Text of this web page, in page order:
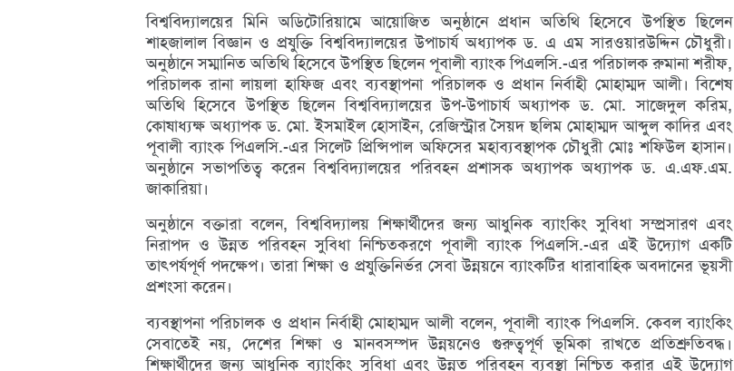
বিশ্ববিদ্যালয়ের মিনি অডিটোরিয়ামে আয়োজিত অনুষ্ঠানে প্রধান অতিথি হিসেবে উপস্থিত ছিলেন
শাহজালাল বিজ্ঞান ও প্রযুক্তি বিশ্ববিদ্যালয়ের উপাচার্য অধ্যাপক ড. এ এম সারওয়ারউদ্দিন চৌধুরী।
অনুষ্ঠানে সম্মানিত অতিথি হিসেবে উপস্থিত ছিলেন পূবালী ব্যাংক পিএলসি.-এর পরিচালক রুমানা শরীফ,
পরিচালক রানা লায়লা হাফিজ এবং ব্যবস্থাপনা পরিচালক ও প্রধান নির্বাহী মোহাম্মদ আলী। বিশেষ
অতিথি হিসেবে উপস্থিত ছিলেন বিশ্ববিদ্যালয়ের উপ-উপাচার্য অধ্যাপক ড. মো. সাজেদুল করিম,
কোষাধ্যক্ষ অধ্যাপক ড. মো. ইসমাইল হোসাইন, রেজিস্ট্রার সৈয়দ ছলিম মোহাম্মদ আব্দুল কাদির এবং
পূবালী ব্যাংক পিএলসি.-এর সিলেট প্রিন্সিপাল অফিসের মহাব্যবস্থাপক চৌধুরী মোঃ শফিউল হাসান।
অনুষ্ঠানে সভাপতিত্ব করেন বিশ্ববিদ্যালয়ের পরিবহন প্রশাসক অধ্যাপক অধ্যাপক ড. এ.এফ.এম.
জাকারিয়া।
অনুষ্ঠানে বক্তারা বলেন, বিশ্ববিদ্যালয় শিক্ষার্থীদের জন্য আধুনিক ব্যাংকিং সুবিধা সম্প্রসারণ এবং
নিরাপদ ও উন্নত পরিবহন সুবিধা নিশ্চিতকরণে পূবালী ব্যাংক পিএলসি.-এর এই উদ্যোগ একটি
তাৎপর্যপূর্ণ পদক্ষেপ। তারা শিক্ষা ও প্রযুক্তিনির্ভর সেবা উন্নয়নে ব্যাংকটির ধারাবাহিক অবদানের ভূয়সী
প্রশংসা করেন।
ব্যবস্থাপনা পরিচালক ও প্রধান নির্বাহী মোহাম্মদ আলী বলেন, পূবালী ব্যাংক পিএলসি. কেবল ব্যাংকিং
সেবাতেই নয়, দেশের শিক্ষা ও মানবসম্পদ উন্নয়নেও গুরুত্বপূর্ণ ভূমিকা রাখতে প্রতিশ্রুতিবদ্ধ।
শিক্ষার্থীদের জন্য আধুনিক ব্যাংকিং সুবিধা এবং উন্নত পরিবহন ব্যবস্থা নিশ্চিত করার এই উদ্যোগ